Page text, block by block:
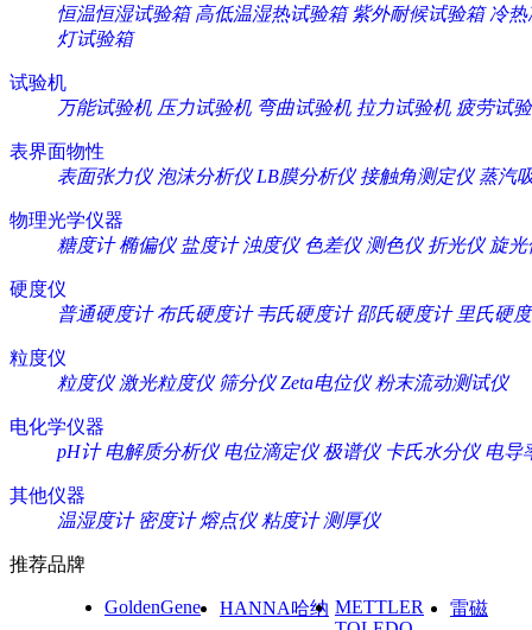
恒温恒湿试验箱 高低温湿热试验箱 紫外耐候试验箱 冷热
灯试验箱
试验机
万能试验机 压力试验机 弯曲试验机 拉力试验机 疲劳试
表界面物性
表面张力仪 泡沫分析仪 LB膜分析仪 接触角测定仪 蒸汽
物理光学仪器
糖度计 椭偏仪 盐度计 浊度仪 色差仪 测色仪 折光仪 旋光
硬度仪
普通硬度计 布氏硬度计 韦氏硬度计 邵氏硬度计 里氏硬
粒度仪
粒度仪 激光粒度仪 筛分仪 Zeta电位仪 粉末流动测试仪
电化学仪器
pH计 电解质分析仪 电位滴定仪 极谱仪 卡氏水分仪 电导
其他仪器
温湿度计 密度计 熔点仪 粘度计 测厚仪
推荐品牌
GoldenGene HANNA哈纳 METTLER
雷磁